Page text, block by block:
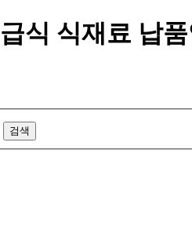
급식 식재료 납
검색